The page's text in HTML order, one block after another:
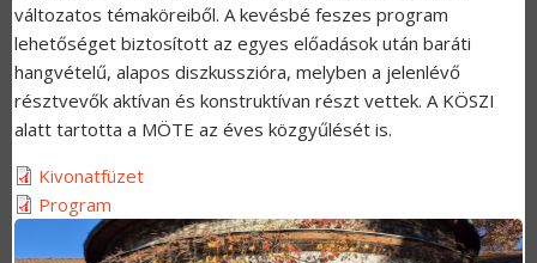
változatos témaköreiből. A kevésbé feszes program
lehetőséget biztosított az egyes előadások után baráti
hangvételű, alapos diszkusszióra, melyben a jelenlévő
résztvevők aktívan és konstruktívan részt vettek. A KÖSZI
alatt tartotta a MÖTE az éves közgyűlését is.
Kivonatfüzet
Program